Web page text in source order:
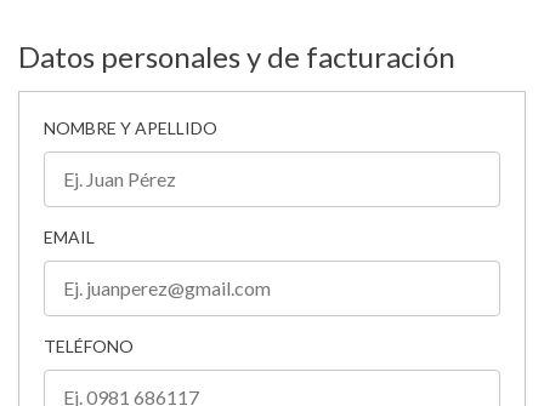
Datos personales y de facturación
NOMBRE Y APELLIDO
EMAIL
TELÉFONO